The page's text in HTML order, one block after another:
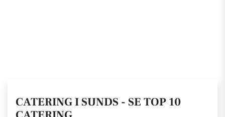
CATERING I SUNDS - SE TOP 10